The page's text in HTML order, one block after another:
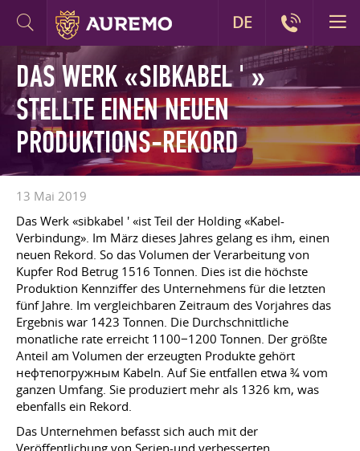
DAS WERK «SIBKABEL ' »
STELLTE EINEN NEUEN
PRODUKTIONS-REKORD
13 Mai 2019
Das Werk «sibkabel ' «ist Teil der Holding «Kabel-
Verbindung». Im März dieses Jahres gelang es ihm, einen
neuen Rekord. So das Volumen der Verarbeitung von
Kupfer Rod Betrug 1516 Tonnen. Dies ist die höchste
Produktion Kennziffer des Unternehmens für die letzten
fünf Jahre. Im vergleichbaren Zeitraum des Vorjahres das
Ergebnis war 1423 Tonnen. Die Durchschnittliche
monatliche rate erreicht 1100−1200 Tonnen. Der größte
Anteil am Volumen der erzeugten Produkte gehört
нефтепогружным Kabeln. Auf Sie entfallen etwa ¾ vom
ganzen Umfang. Sie produziert mehr als 1326 km, was
ebenfalls ein Rekord.
Das Unternehmen befasst sich auch mit der
Veröffentlichung von Serien-und verbesserten
DE